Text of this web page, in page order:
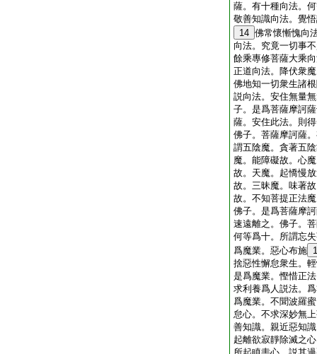
薩。有十種向法。
敬善知識向法。覺
14 佛常懷慚愧向
向法。究竟一切事
餘乘專修菩薩大乘
正道向法。降伏衆
佛地知一切衆生諸
説向法。安住無量
子。是爲菩薩摩訶
薩。安住此法。則
佛子。菩薩摩訶薩
謂五陰魔。貪著五
魔。能障礙故。心
故。天魔。起憍慢
故。三昧魔。味著
故。不知菩提正法
佛子。是爲菩薩摩
速遠離之。佛子。
何等爲十。所謂忘
爲魔業。惡心布施 1
捨惡性懈怠衆生。
是爲魔業。慳惜正
求利養爲人説法。
爲魔業。不聞波羅
怠心。不求深妙無
善知識。親近惡知
起離欲寂靜除滅之